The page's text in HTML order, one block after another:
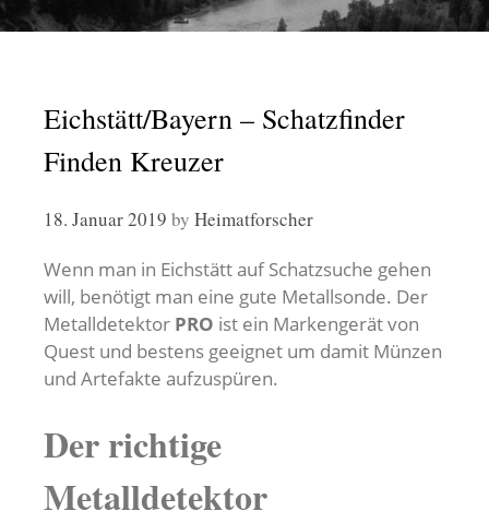
Eichstätt/Bayern – Schatzfinder
Finden Kreuzer
18. Januar 2019 by Heimatforscher
Wenn man in Eichstätt auf Schatzsuche gehen
will, benötigt man eine gute Metallsonde. Der
Metalldetektor PRO ist ein Markengerät von
Quest und bestens geeignet um damit Münzen
und Artefakte aufzuspüren.
Der richtige
Metalldetektor